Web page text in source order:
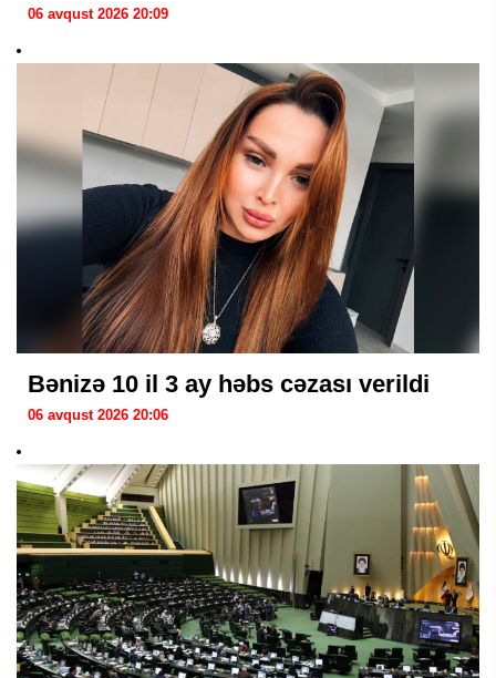
06 avqust 2026 20:09
Bənizə 10 il 3 ay həbs cəzası verildi
06 avqust 2026 20:06